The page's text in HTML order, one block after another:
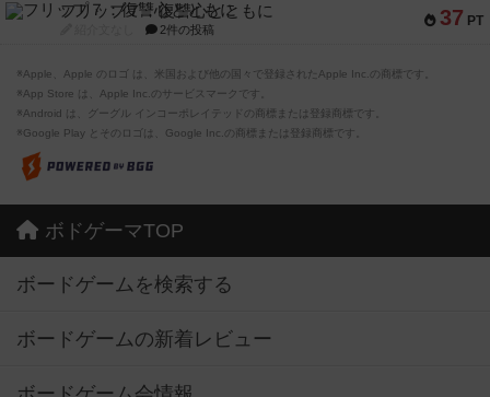
37 PT
フリップ７：復讐心とともに
2件の投稿
※Apple、Apple のロゴ は、米国および他の国々で登録されたApple Inc.の商標です。
※App Store は、Apple Inc.のサービスマークです。
※Android は、グーグル インコーポレイテッドの商標または登録商標です。
※Google Play とそのロゴは、Google Inc.の商標または登録商標です。
ボドゲーマTOP
ボードゲームを検索する
ボードゲームの新着レビュー